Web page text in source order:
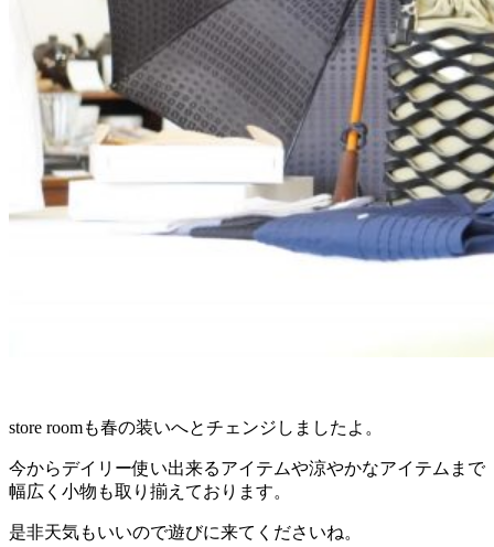
store roomも春の装いへとチェンジしましたよ。
今からデイリー使い出来るアイテムや涼やかなアイテムまで
幅広く小物も取り揃えております。
是非天気もいいので遊びに来てくださいね。